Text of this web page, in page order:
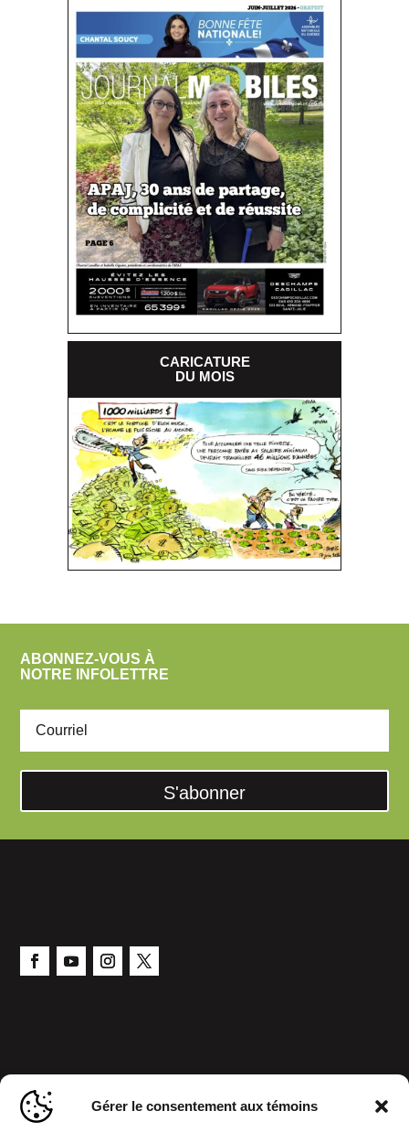
Gérer le consentement aux témoins
CARICATURE
DU MOIS
ABONNEZ-VOUS À
NOTRE INFOLETTRE
S'abonner